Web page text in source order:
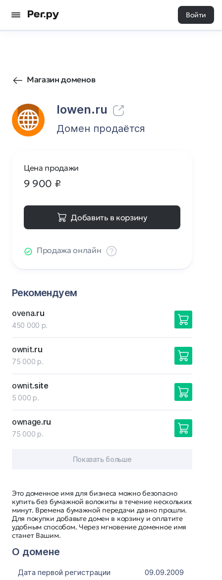
Войти
Магазин доменов
lowen.ru
6 0
Домен продаётся
Это доменное имя для бизнеса можно безопасно
купить без бумажной волокиты в течение нескольких
минут. Времена бумажной передачи давно прошли.
Для покупки добавьте домен в корзину и оплатите
удобным способом. Через мгновение доменное имя
станет Вашим.
О домене
Дата первой регистрации
09.09.2009
Цена продажи
9 900 ₽
Добавить в корзину
Продажа онлайн
Рекомендуем
ovena.ru
450 000 р.
ownit.ru
75 000 р.
ownit.site
5 000 р.
ownage.ru
75 000 р.
Показать больше